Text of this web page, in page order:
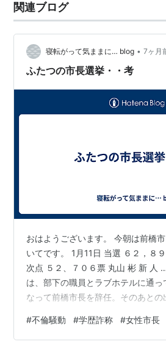
関連ブログ
寝転がって気ままに… blog • 7ヶ月
ふたつの市長選挙・・考
おはようございます。 今朝は前橋
いてです。 1月11日 当選 ６２，８
次点 ５２、７０６票 丸山 彬 新 人
は、部下の職員とラブホテルに通っ
なって前橋市長を辞任。そのあとの
再び当選しました。 獲得票を見ると
大差と評価されるそうです。 しか
#不倫騒動 #学歴詐称 #女性市長